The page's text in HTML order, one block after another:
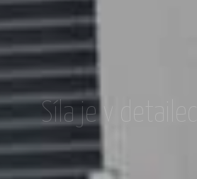
Síla je v detailech